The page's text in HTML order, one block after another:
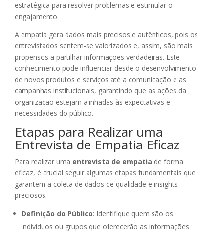
estratégica para resolver problemas e estimular o
engajamento.
A empatia gera dados mais precisos e autênticos, pois os
entrevistados sentem-se valorizados e, assim, são mais
propensos a partilhar informações verdadeiras. Este
conhecimento pode influenciar desde o desenvolvimento
de novos produtos e serviços até a comunicação e as
campanhas institucionais, garantindo que as ações da
organização estejam alinhadas às expectativas e
necessidades do público.
Etapas para Realizar uma
Entrevista de Empatia Eficaz
Para realizar uma entrevista de empatia de forma
eficaz, é crucial seguir algumas etapas fundamentais que
garantem a coleta de dados de qualidade e insights
preciosos.
Definição do Público: Identifique quem são os
indivíduos ou grupos que oferecerão as informações